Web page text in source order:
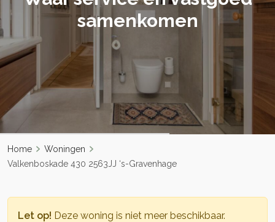
samenkomen
Home
Woningen
Valkenboskade 430 2563JJ ‘s-Gravenhage
Let op! Deze woning is niet meer beschikbaar.